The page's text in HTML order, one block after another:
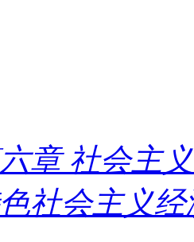
章 社会主
社会主义经